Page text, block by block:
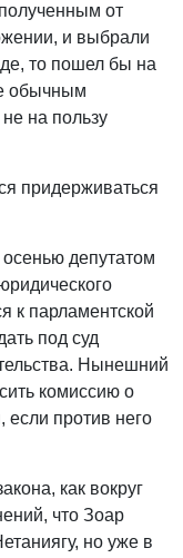
от
и выбрали
то пошел бы на
обычным
на пользу
придерживаться
депутатом
к парламентской
под суд
Нынешний
комиссию о
если против него
как вокруг
что Зоар
но уже в